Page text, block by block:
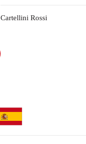
Cartellini Rossi